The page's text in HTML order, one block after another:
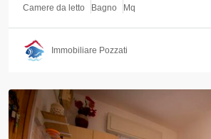
Camere da letto Bagno Mq
Immobiliare Pozzati